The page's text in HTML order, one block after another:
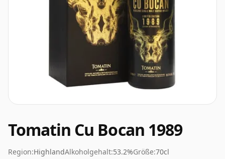
Tomatin Cu Bocan 1989
Region:HighlandAlkoholgehalt:53.2%Größe:70cl